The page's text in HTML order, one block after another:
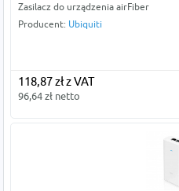
Zasilacz do urządzenia airFiber
Producent: Ubiquiti
118,87 zł z VAT
96,64 zł netto